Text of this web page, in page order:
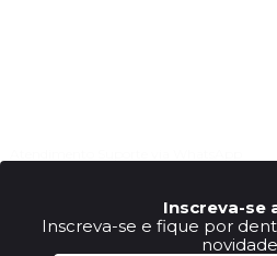
Inscreva-se
Inscreva-se e fique por